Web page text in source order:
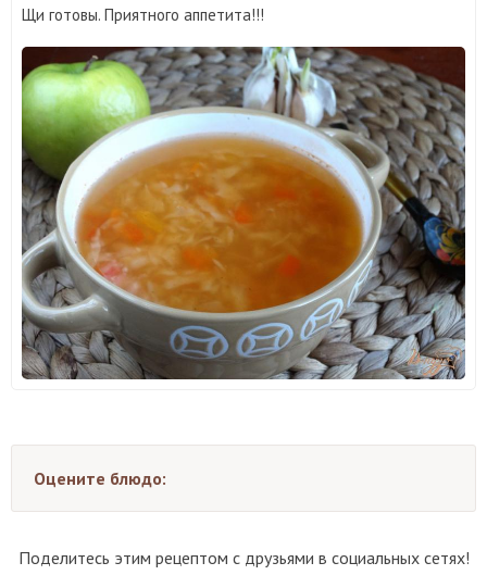
Щи готовы. Приятного аппетита!!!
Оцените блюдо:
Поделитесь этим рецептом с друзьями в социальных сетях!